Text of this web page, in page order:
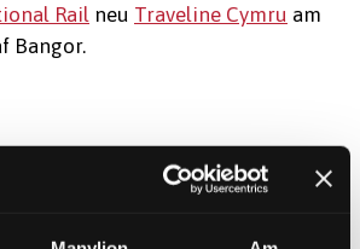
Rail neu Traveline Cymru am
Bangor.
yn rhedeg yn gyson i
am deithio ar y bws, ewch i